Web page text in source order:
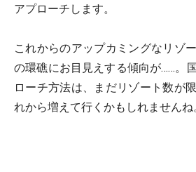
アプローチします。
これからのアップカミングなリゾ
の環礁にお目見えする傾向が……。
ローチ方法は、まだリゾート数が
れから増えて行くかもしれませんね